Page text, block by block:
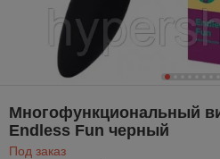
Многофункциональный
Endless Fun черный
Под заказ